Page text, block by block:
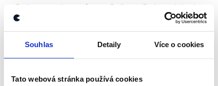
Souhlas Detaily Více o cookies
Tato webová stránka používá cookies
požadovat poskytnuté prostředky zpět, jen tak budou
Ukrajinu i nadále podporovat.
Administrativa amerického prezidenta kromě toho na
o budoucnosti americké pomoci Kyjevu. Trump